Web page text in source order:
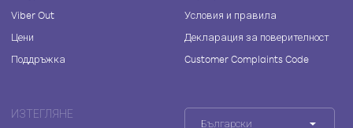
Viber Out
Цени
Поддръжка
Условия и правила
Декларация за поверителност
Customer Complaints Code
ИЗТЕГЛЯНЕ
Български